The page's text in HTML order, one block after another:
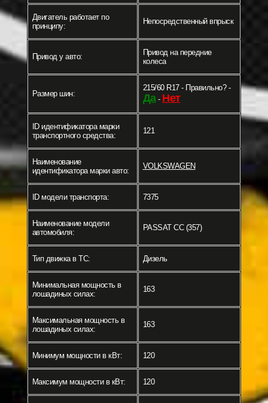
Двигатель работает по
принципу:
Непосредственный впрыск
Привод у авто:
Привод на передние
колеса
Размер шин:
215/60 R17 - Правильно? -
Да- Нет
ID идентификатора марки
транспортного средства:
121
Наименование
идентификатора марки авто:
VOLKSWAGEN
ID модели транспорта: 7375
Наименование модели
автомобиля:
PASSAT CC (357)
Тип движка в ТС: Дизель
Минимальная мощность в
лошадиных силах:
163
Максимальная мощность в
лошадиных силах:
163
Минимум мощности в кВт: 120
Максимум мощности в кВт: 120